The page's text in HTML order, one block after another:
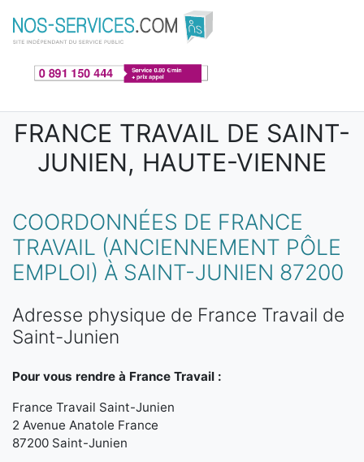
Aller au contenu principal
FRANCE TRAVAIL DE SAINT-
JUNIEN, HAUTE-VIENNE
COORDONNÉES DE FRANCE
TRAVAIL (ANCIENNEMENT PÔLE
EMPLOI) À SAINT-JUNIEN 87200
Adresse physique de France Travail de
Saint-Junien
Pour vous rendre à France Travail :
France Travail Saint-Junien
2 Avenue Anatole France
87200 Saint-Junien